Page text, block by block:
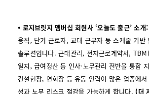
⦁ 로지브릿지 멤버십 회원사 ‘오늘도 출근’ 소개:
용직, 단기 근로자, 교대 근무자 등 스케줄 기반
솔루션입니다. 근태관리, 전자근로계약서,
일지, 급여정산 등 인사·노무관리 전반을 통합
건설현장, 연회장 등 유동 인력이 많은 업종에
성과 노무 리스크 절감을 가능하게 합니다. (더